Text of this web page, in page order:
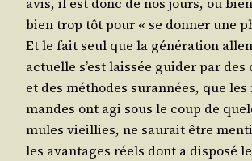
bien trop tôt pour « se don­ner une
Et le fait seul que la géné­ra­tion
actuelle s’est lais­sée gui­der par des
et des méthodes sur­an­nées, que
mandes ont agi sous le coup de
mules vieillies, ne sau­rait être
les avan­tages réels dont a dis­po­sé